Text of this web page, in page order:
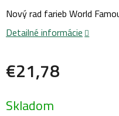
€21,78
cena:
Skladom
Nový rad farieb World
Detailné informácie